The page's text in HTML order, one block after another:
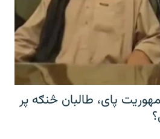
د جمهوریت پای، طالبان څنګه پر